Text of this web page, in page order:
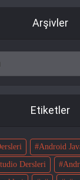
Arşivler
Etiketler
Android
Dersleri